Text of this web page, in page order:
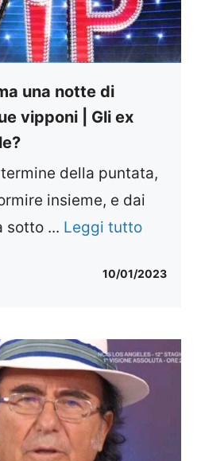
una notte di
vipponi | Gli ex
della puntata,
insieme, e dai
sotto ... Leggi tutto
10/01/2023